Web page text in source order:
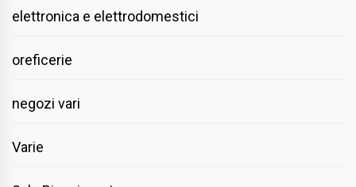
elettronica e elettrodomestici
oreficerie
negozi vari
Varie